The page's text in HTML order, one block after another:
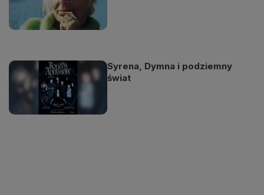
Syrena, Dymna i podziemny
świat
Odtwarzacz